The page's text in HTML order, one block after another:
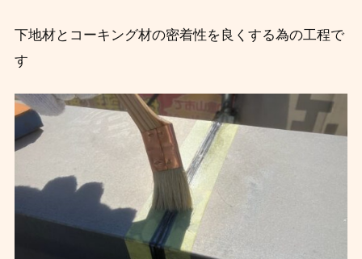
下地材とコーキング材の密着性を良くする為の工程で
す